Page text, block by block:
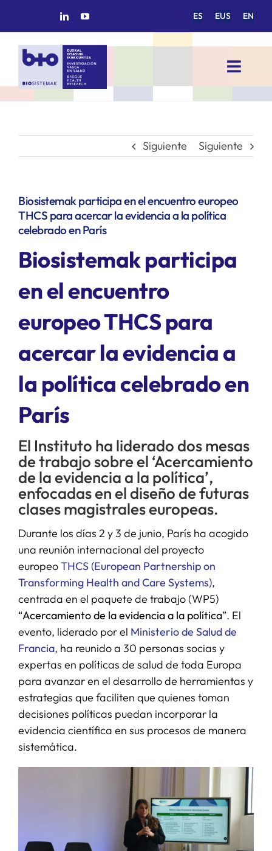
ES EUS EN
Toggle
INICIO
GRUPOS DE INVESTIGACIÓN
PROYECTOS/COLABORACIONES
SERVICIOS
NOTICIAS
Siguiente Siguiente
Biosistemak participa en el encuentro europeo
THCS para acercar la evidencia a la política
celebrado en París
Biosistemak participa
en el encuentro
europeo THCS para
acercar la evidencia a
la política celebrado en
París
El Instituto ha liderado dos mesas
de trabajo sobre el ‘Acercamiento
de la evidencia a la política’,
enfocadas en el diseño de futuras
clases magistrales europeas.
Durante los días 2 y 3 de junio, París ha acogido
una reunión internacional del proyecto
europeoTHCS (European Partnership on
Transforming Health and Care Systems),
centrada en el paquete de trabajo (WP5)
“Acercamiento de la evidencia a la política”. El
evento, liderado por el Ministerio de Salud de
Francia, ha reunido a 30 personas socias y
expertas en políticas de salud de toda Europa
para avanzar en el desarrollo de herramientas y
estrategias que faciliten que quienes toman
decisiones políticas puedan incorporar la
evidencia científica en sus procesos de manera
sistemática.